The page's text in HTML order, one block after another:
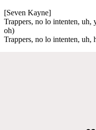
[Seven Kayne]
Trappers, no lo intenten, uh,
oh)
Trappers, no lo intenten, uh,